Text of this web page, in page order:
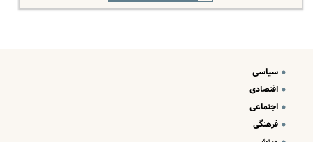
سیاسی
اقتصادی
اجتماعی
فرهنگی